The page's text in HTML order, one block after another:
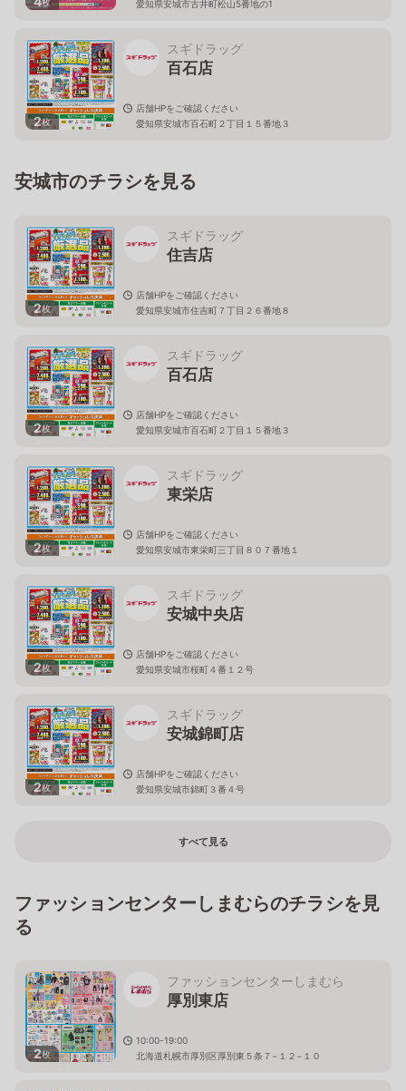
愛知県安城市古井町松山5番地の1
2枚
スギドラッグ
百石店
店舗HPをご確認ください
愛知県安城市百石町２丁目１５番地３
安城市のチラシを見る
2枚
スギドラッグ
住吉店
店舗HPをご確認ください
愛知県安城市住吉町７丁目２６番地８
2枚
スギドラッグ
百石店
店舗HPをご確認ください
愛知県安城市百石町２丁目１５番地３
2枚
スギドラッグ
東栄店
店舗HPをご確認ください
愛知県安城市東栄町三丁目８０７番地１
2枚
スギドラッグ
安城中央店
店舗HPをご確認ください
愛知県安城市桜町４番１２号
2枚
スギドラッグ
安城錦町店
店舗HPをご確認ください
愛知県安城市錦町３番４号
すべて見る
ファッションセンターしまむらのチラシを見
る
2枚
ファッションセンターしまむら
厚別東店
10:00-19:00
北海道札幌市厚別区厚別東５条７−１２−１０